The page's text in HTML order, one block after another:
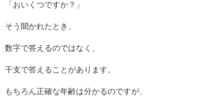
「おいくつですか？」
そう聞かれたとき、
数字で答えるのではなく、
干支で答えることがあります。
もちろん正確な年齢は分かるのですが、